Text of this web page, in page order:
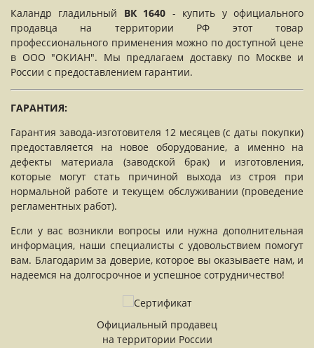
Каландр гладильный ВК 1640 - купить у официального
продавца на территории РФ этот товар
профессионального применения можно по доступной цене
в ООО "ОКИАН". Мы предлагаем доставку по Москве и
России с предоставлением гарантии.
ГАРАНТИЯ:
Гарантия завода-изготовителя 12 месяцев (с даты покупки)
предоставляется на новое оборудование, а именно на
дефекты материала (заводской брак) и изготовления,
которые могут стать причиной выхода из строя при
нормальной работе и текущем обслуживании (проведение
регламентных работ).
Если у вас возникли вопросы или нужна дополнительная
информация, наши специалисты с удовольствием помогут
вам. Благодарим за доверие, которое вы оказываете нам, и
надеемся на долгосрочное и успешное сотрудничество!
Официальный продавец
на территории России